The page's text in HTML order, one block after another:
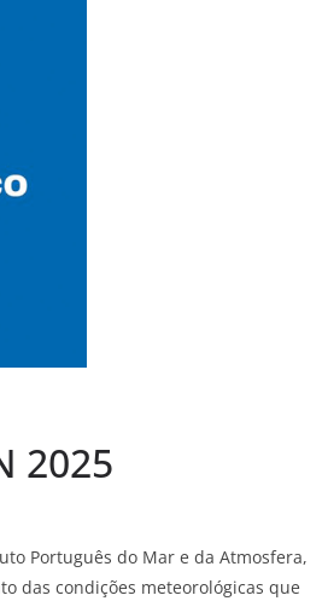
2025
Português do Mar e da Atmosfera,
das condições meteorológicas que